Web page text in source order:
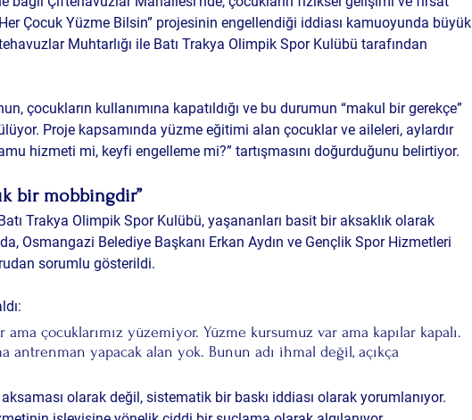
Çocuk Yüzme Bilsin” projesinin engellendiği iddiası kamuoyunda büyük
Muhtarlığı ile Batı Trakya Olimpik Spor Kulübü tarafından
çocukların kullanımına kapatıldığı ve bu durumun “makul bir gerekçe”
Proje kapsamında yüzme eğitimi alan çocuklar ve aileleri, aylardır
hizmeti mi, keyfi engelleme mi?” tartışmasını doğurduğunu belirtiyor.
bir mobbingdir”
Trakya Olimpik Spor Kulübü, yaşananları basit bir aksaklık olarak
Osmangazi Belediye Başkanı Erkan Aydın ve Gençlik Spor Hizmetleri
sorumlu gösterildi.
çocuklarımız yüzemiyor. Yüzme kursumuz var ama kapılar kapalı.
antrenman yapacak alan yok. Bunun adı ihmal değil, açıkça
olarak değil, sistematik bir baskı iddiası olarak yorumlanıyor.